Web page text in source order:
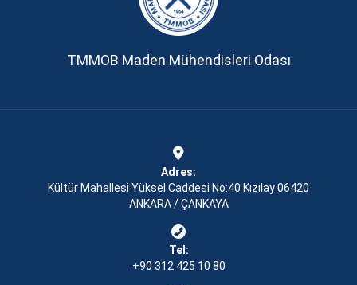
TMMOB Maden Mühendisleri Odası
Adres:
Kültür Mahallesi Yüksel Caddesi No:40 Kızılay 06420
ANKARA / ÇANKAYA
Tel:
+90 312 425 10 80